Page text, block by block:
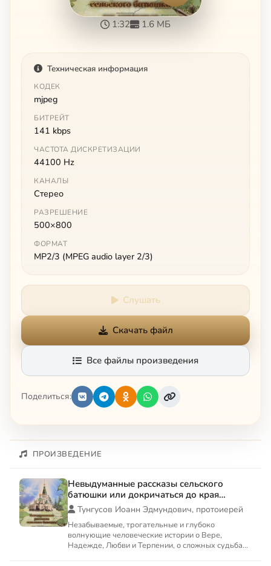
1:32 1.6 МБ
Техническая информация
КОДЕК
mjpeg
БИТРЕЙТ
141 kbps
ЧАСТОТА ДИСКРЕТИЗАЦИИ
44100 Hz
КАНАЛЫ
Стерео
РАЗРЕШЕНИЕ
500×800
ФОРМАТ
MP2/3 (MPEG audio layer 2/3)
Слушать
Скачать файл
Все файлы произведения
Поделиться:
ПРОИЗВЕДЕНИЕ
Невыдуманные рассказы сельского
батюшки или докричаться до края
вечности
Тунгусов Иоанн Эдмундович, протоиерей
Незабываемые, трогательные и глубоко
волнующие человеческие истории о Вере,
Надежде, Любви и Терпении, о сложных судьбах